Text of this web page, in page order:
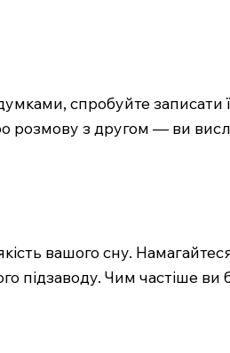
спробуйте записати
розмову з другом — ви
вашого сну.
підзаводу. Чим частіше